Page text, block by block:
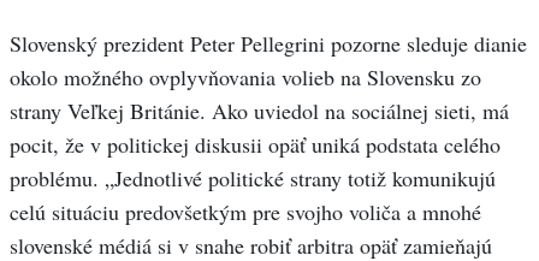
Slovenský prezident Peter Pellegrini pozorne sleduje dianie
okolo možného ovplyvňovania volieb na Slovensku zo
strany Veľkej Británie. Ako uviedol na sociálnej sieti, má
pocit, že v politickej diskusii opäť uniká podstata celého
problému. „Jednotlivé politické strany totiž komunikujú
celú situáciu predovšetkým pre svojho voliča a mnohé
slovenské médiá si v snahe robiť arbitra opäť zamieňajú